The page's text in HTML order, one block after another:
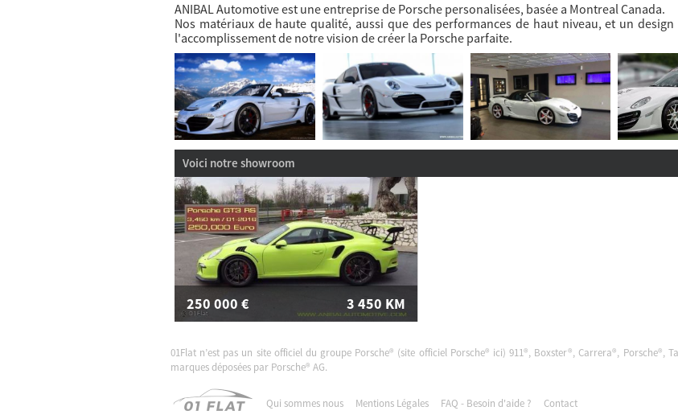
ANIBAL Automotive est une entreprise de Porsche personalisées, basée a Montreal Canada.
Nos matériaux de haute qualité, aussi que des performances de haut niveau, et un
l'accomplissement de notre vision de créer la Porsche parfaite.
Voici notre showroom
01FLAT1358 911-991 - GT3 RS (2015)
250 000 € 3 450 KM
01Flat n’est pas un site officiel du groupe Porsche® (site officiel Porsche® ici) 911®, Boxster®, Carrera®, Porsche®,
marques déposées par Porsche® AG.
Qui sommes nous Mentions Légales FAQ - Besoin d'aide ? Contact